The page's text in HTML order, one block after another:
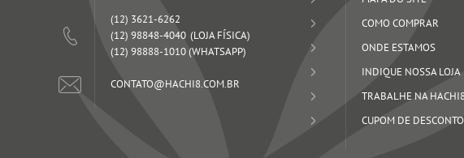
(12) 3621-6262
(12) 98848-4040
(12) 98888-1010(WHATSAPP)
CONTATO@HACHI8.COM.BR
COMO COMPRAR
ONDE ESTAMOS
INDIQUE NOSSA LOJA
TRABALHE NA
CUPOM DE DESCONTO